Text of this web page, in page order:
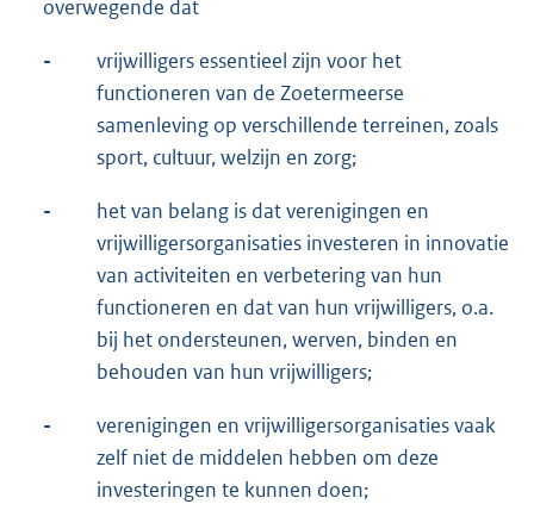
overwegende dat
-
vrijwilligers essentieel zijn voor het
functioneren van de Zoetermeerse
samenleving op verschillende terreinen, zoals
sport, cultuur, welzijn en zorg;
-
het van belang is dat verenigingen en
vrijwilligersorganisaties investeren in innovatie
van activiteiten en verbetering van hun
functioneren en dat van hun vrijwilligers, o.a.
bij het ondersteunen, werven, binden en
behouden van hun vrijwilligers;
-
verenigingen en vrijwilligersorganisaties vaak
zelf niet de middelen hebben om deze
investeringen te kunnen doen;